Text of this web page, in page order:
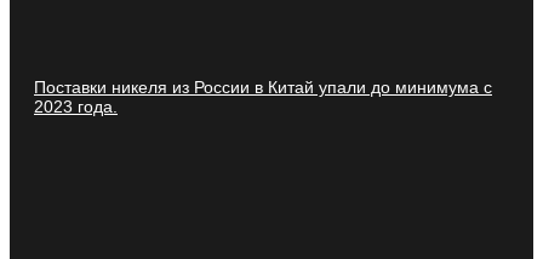
Поставки никеля из России в Китай упали до минимума с
2023 года.